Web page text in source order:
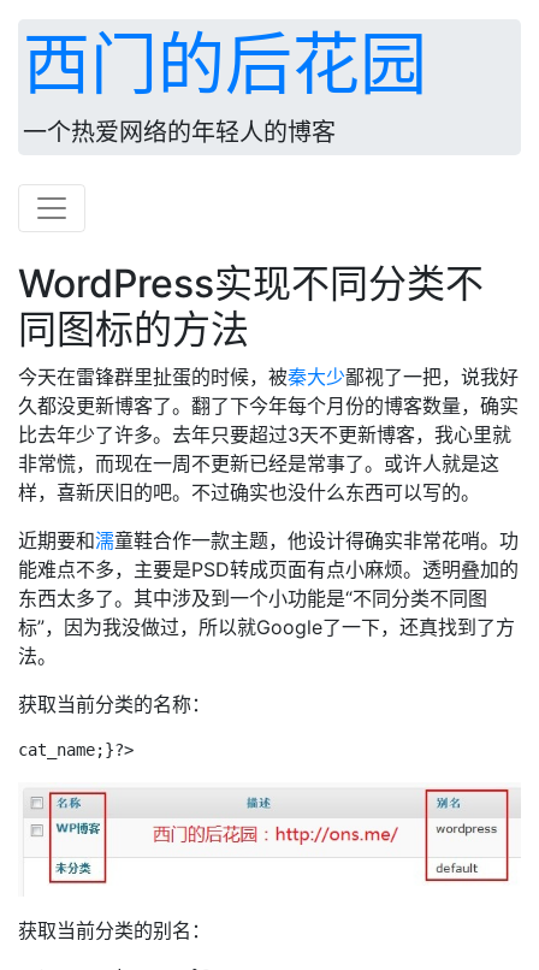
西门的后花园
一个热爱网络的年轻人的博客
WordPress实现不同分类不
同图标的方法
今天在雷锋群里扯蛋的时候，被秦大少鄙视了一把，说我好
久都没更新博客了。翻了下今年每个月份的博客数量，确实
比去年少了许多。去年只要超过3天不更新博客，我心里就
非常慌，而现在一周不更新已经是常事了。或许人就是这
样，喜新厌旧的吧。不过确实也没什么东西可以写的。
近期要和濡童鞋合作一款主题，他设计得确实非常花哨。功
能难点不多，主要是PSD转成页面有点小麻烦。透明叠加的
东西太多了。其中涉及到一个小功能是“不同分类不同图
标”，因为我没做过，所以就Google了一下，还真找到了方
法。
获取当前分类的名称：
获取当前分类的别名：